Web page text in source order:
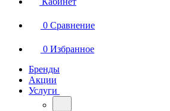
0 Сравнение
0 Избранное
Бренды
Акции
Услуги